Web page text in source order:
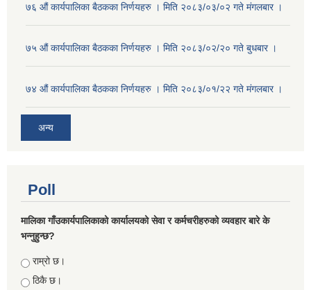
७६ औं कार्यपालिका बैठकका निर्णयहरु । मिति २०८३/०३/०२ गते मंगलबार ।
७५ औं कार्यपालिका बैठकका निर्णयहरु । मिति २०८३/०२/२० गते बुधबार ।
७४ औं कार्यपालिका बैठकका निर्णयहरु । मिति २०८३/०१/२२ गते मंगलबार ।
अन्य
Poll
मालिका गाँउकार्यपालिकाको कार्यालयको सेवा र कर्मचरीहरुको व्यवहार बारे के
भन्नुहुन्छ?
Choices
राम्रो छ।
ठिकै छ।